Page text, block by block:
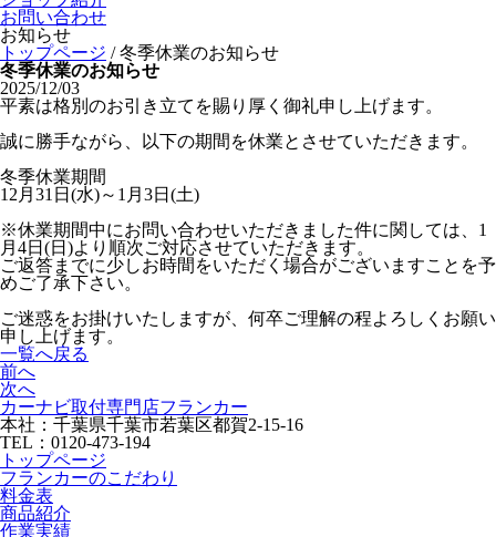
お問い合わせ
お知らせ
トップページ /冬季休業のお知らせ
冬季休業のお知らせ
2025/12/03
平素は格別のお引き立てを賜り厚く御礼申し上げます。
誠に勝手ながら、以下の期間を休業とさせていただきます。
冬季休業期間
12月31日(水)～1月3日(土)
※休業期間中にお問い合わせいただきました件に関しては、1
月4日(日)より順次ご対応させていただきます。
ご返答までに少しお時間をいただく場合がございますことを予
めご了承下さい。
ご迷惑をお掛けいたしますが、何卒ご理解の程よろしくお願い
申し上げます。
一覧へ戻る
前へ
次へ
カーナビ取付専⾨店フランカー
本社：千葉県千葉市若葉区都賀2-15-16
TEL：0120-473-194
トップページ
フランカーのこだわり
料金表
商品紹介
作業実績